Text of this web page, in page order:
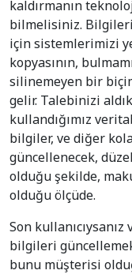
kaldırmanın
bilmelisiniz. Bilgileri
için sistemlerimizi
kopyasının,
silinemeyen bir
gelir. Talebinizi
kullandığımız
bilgiler, ve diğer
güncellenecek,
olduğu şekilde,
olduğu ölçüde.
Son
bilgileri
bunu müşterisi